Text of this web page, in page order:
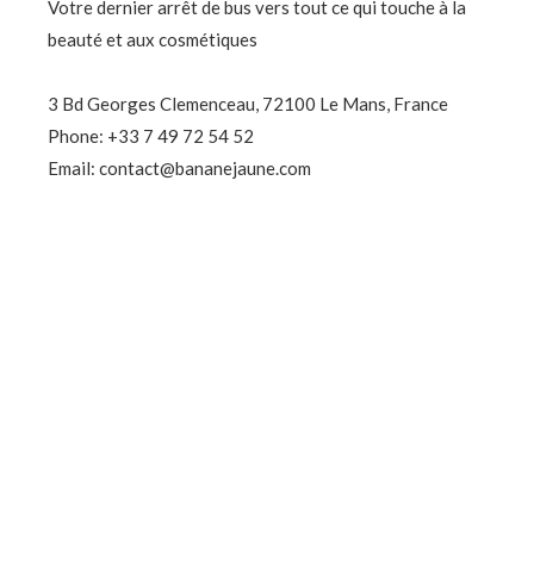
Votre dernier arrêt de bus vers tout ce qui touche à la
beauté et aux cosmétiques
3 Bd Georges Clemenceau, 72100 Le Mans, France
Phone: +33 7 49 72 54 52
Email: contact@bananejaune.com